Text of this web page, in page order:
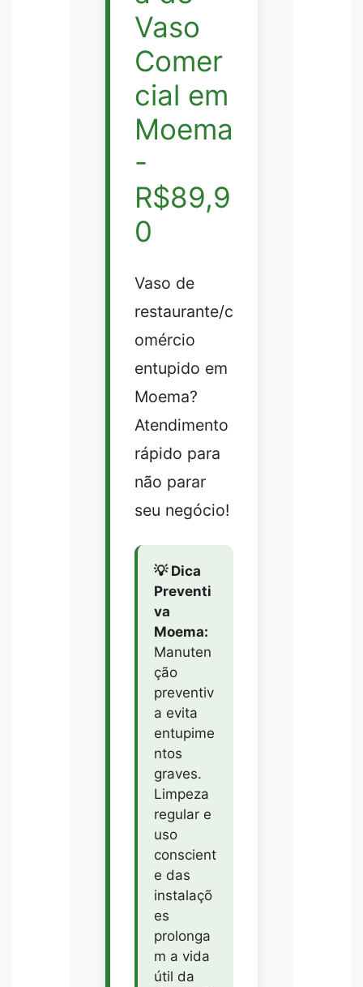
Vaso
Comer
cial em
Moema
-
R$89,9
0
Vaso de
restaurante/c
omércio
entupido em
Moema?
Atendimento
rápido para
não parar
seu negócio!
💡 Dica
Preventi
va
Moema:
Manuten
ção
preventiv
a evita
entupime
ntos
graves.
Limpeza
regular e
uso
conscient
e das
instalaçõ
es
prolonga
m a vida
útil da